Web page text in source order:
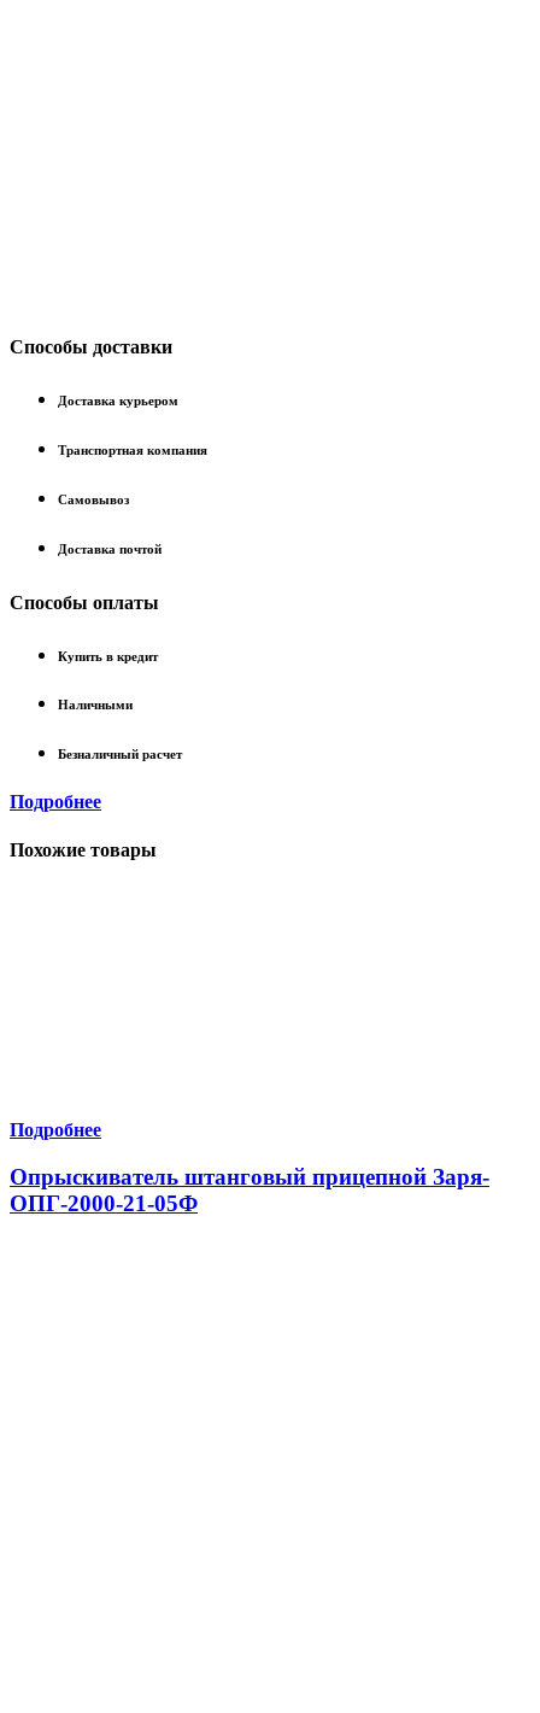
Способы доставки
Доставка курьером
Транспортная компания
Самовывоз
Доставка почтой
Способы оплаты
Купить в кредит
Наличными
Безналичный расчет
Подробнее
Похожие товары
Подробнее
Опрыскиватель штанговый прицепной Заря-
ОПГ-2000-21-05Ф